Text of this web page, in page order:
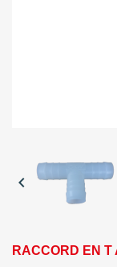

RACCORD EN T